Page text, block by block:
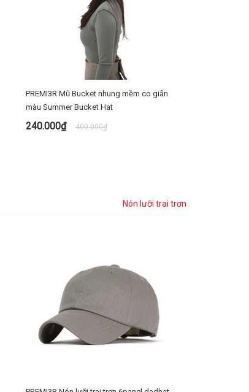
PREMI3R Mũ Bucket nhung mềm co giãn
màu Summer Bucket Hat
240.000₫ 400.000₫
Nón lưỡi trai trơn